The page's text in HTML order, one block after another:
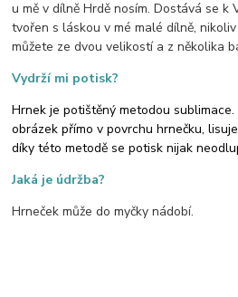
u mě v dílně Hrdě nosím. Dostává se k
tvořen s láskou v mé malé dílně,
můžete ze dvou velikostí a z několika
Vydrží mi potisk?
Hrnek je potištěný metodou
obrázek přímo v povrchu hrnečku,
díky této metodě se potisk nijak
Jaká je údržba?
Hrneček může do myčky nádobí.